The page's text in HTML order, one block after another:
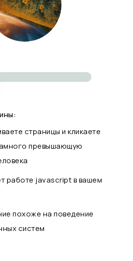
страницы и кликаете
превышающую
работе javascript в вашем
похоже на поведение
систем